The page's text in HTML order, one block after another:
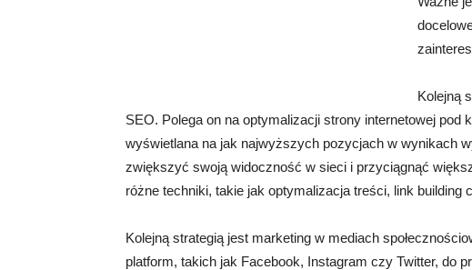
Kolejną
SEO. Polega on na optymalizacji strony internetowej pod
wyświetlana na jak najwyższych pozycjach w wynikach
zwiększyć swoją widoczność w sieci i przyciągnąć
różne techniki, takie jak optymalizacja treści, link building
Kolejną strategią jest marketing w mediach
platform, takich jak Facebook, Instagram czy Twitter, do